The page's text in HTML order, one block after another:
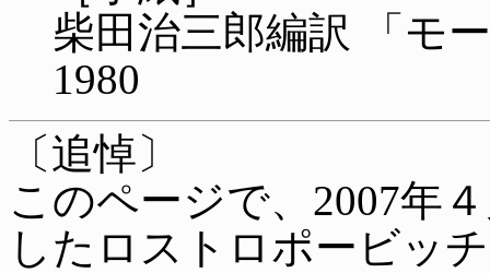
柴田治三郎編訳 「モ
1980
〔追悼〕
このページで、2007年
したロストロポービッ